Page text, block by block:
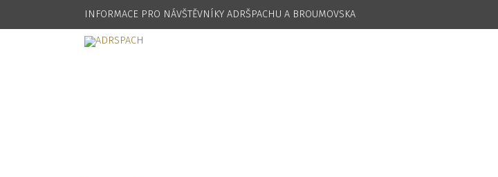
INFORMACE PRO NÁVŠTĚVNÍKY ADRŠPACHU A BROUMOVSKA